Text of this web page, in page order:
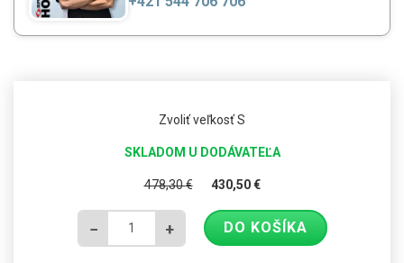
Zvoliť veľkosť S
SKLADOM U DODÁVATEĽA
478,30€ 430,50€
− + DO KOŠÍKA